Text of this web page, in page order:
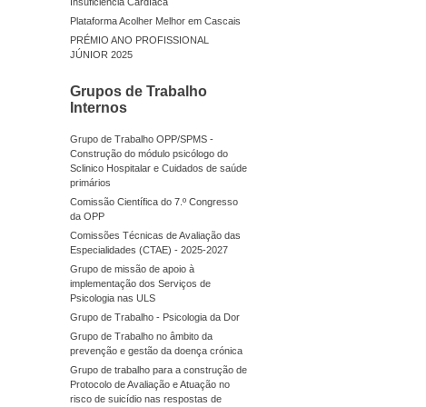
Plataforma Acolher Melhor em Cascais
PRÉMIO ANO PROFISSIONAL
JÚNIOR 2025
Grupos de Trabalho
Internos
Grupo de Trabalho OPP/SPMS -
Construção do módulo psicólogo do
Sclinico Hospitalar e Cuidados de saúde
primários
Comissão Científica do 7.º Congresso
da OPP
Comissões Técnicas de Avaliação das
Especialidades (CTAE) - 2025-2027
Grupo de missão de apoio à
implementação dos Serviços de
Psicologia nas ULS
Grupo de Trabalho - Psicologia da Dor
Grupo de Trabalho no âmbito da
prevenção e gestão da doença crónica
Grupo de trabalho para a construção de
Protocolo de Avaliação e Atuação no
risco de suicídio nas respostas de